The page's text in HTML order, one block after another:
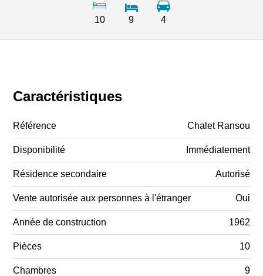
10 9 4
Caractéristiques
Référence Chalet Ransou
Disponibilité Immédiatement
Résidence secondaire Autorisé
Vente autorisée aux personnes à l'étranger Oui
Année de construction 1962
Pièces 10
Chambres 9